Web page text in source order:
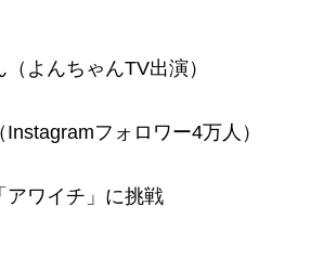
（よんちゃんTV出演）
Instagramフォロワー4万人）
ワイチ」に挑戦